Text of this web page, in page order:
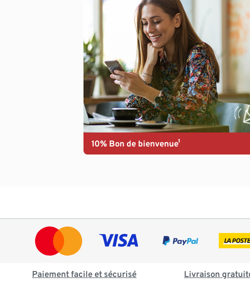
10% Bon de bienvenue¹
Paiement facile et sécurisé Livraison